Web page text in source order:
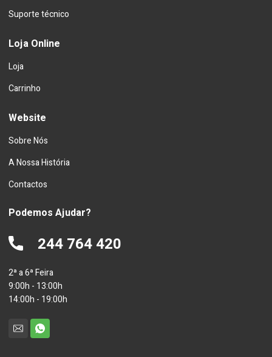
Suporte técnico
Loja Online
Loja
Carrinho
Website
Sobre Nós
A Nossa História
Contactos
Podemos Ajudar?
244 764 420
2ª a 6ª Feira
9:00h - 13:00h
14:00h - 19:00h